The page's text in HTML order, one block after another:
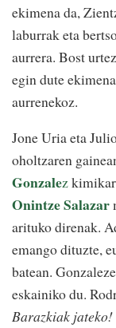
ekimena da,
laburrak eta
aurrera. Bost
egin dute
aurrenekoz.
Jone Uria eta
oholtzaren
Gonzalez
Onintze Salazar
arituko direnak.
emango dituzte,
batean.
eskainiko du.
Barazkiak jateko!